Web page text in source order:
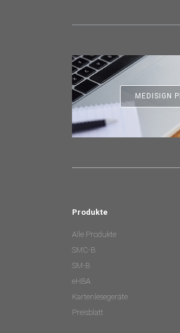
MEDISIGN
Produkte
Alle Produkte
SMC-B
SM-B
eHBA
Kartenlesegeräte
Preisblatt